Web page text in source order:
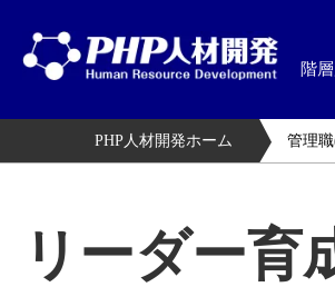
階
PHP人材開発ホーム 管理
リーダー育